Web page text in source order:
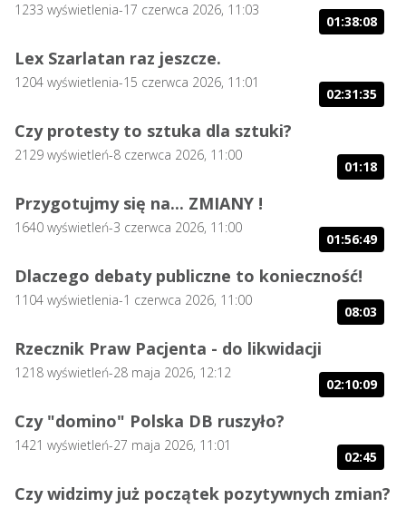
1233 wyświetlenia-17 czerwca 2026, 11:03
01:38:08
Lex Szarlatan raz jeszcze.
1204 wyświetlenia-15 czerwca 2026, 11:01
02:31:35
Czy protesty to sztuka dla sztuki?
2129 wyświetleń-8 czerwca 2026, 11:00
01:18
Przygotujmy się na... ZMIANY !
1640 wyświetleń-3 czerwca 2026, 11:00
01:56:49
Dlaczego debaty publiczne to konieczność!
1104 wyświetlenia-1 czerwca 2026, 11:00
08:03
Rzecznik Praw Pacjenta - do likwidacji
1218 wyświetleń-28 maja 2026, 12:12
02:10:09
Czy "domino" Polska DB ruszyło?
1421 wyświetleń-27 maja 2026, 11:01
02:45
Czy widzimy już początek pozytywnych zmian?